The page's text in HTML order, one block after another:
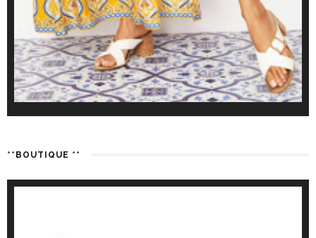
**BOUTIQUE **